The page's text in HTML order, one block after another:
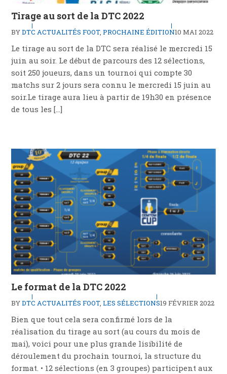
Tirage au sort de la DTC 2022
BYDTC ACTUALITÉS FOOT,PROCHAINE ÉDITION10 MAI 2022
Le tirage au sort de la DTC sera réalisé le mercredi 15
juin au soir. Le début de parcours des 12 sélections,
soit 250 joueurs, dans un tournoi qui compte 30
matchs sur 2 jours sera connu le mercredi 15 juin au
soir.Le tirage aura lieu à partir de 19h30 en présence
de tous les […]
Le format de la DTC 2022
BYDTC ACTUALITÉS FOOT,LES SÉLECTIONS19 FÉVRIER 2022
Bien que tout cela sera confirmé lors de la
réalisation du tirage au sort (au cours du mois de
mai), voici pour une plus grande lisibilité de
déroulement du prochain tournoi, la structure du
format. • 12 sélections (en 3 groupes) participent aux